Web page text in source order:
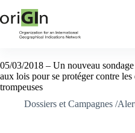
05/03/2018 – Un nouveau
aux lois pour se protéger contre les
trompeuses
Dossiers et Campagnes /